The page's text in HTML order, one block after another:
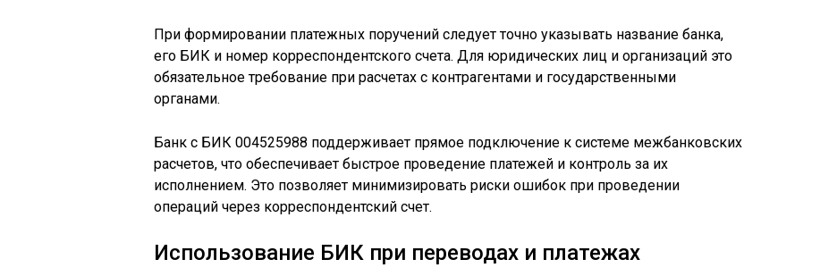
При формировании платежных поручений следует точно указывать название банка,
его БИК и номер корреспондентского счета. Для юридических лиц и организаций это
обязательное требование при расчетах с контрагентами и государственными
органами.
Банк с БИК 004525988 поддерживает прямое подключение к системе межбанковских
расчетов, что обеспечивает быстрое проведение платежей и контроль за их
исполнением. Это позволяет минимизировать риски ошибок при проведении
операций через корреспондентский счет.
Использование БИК при переводах и платежах